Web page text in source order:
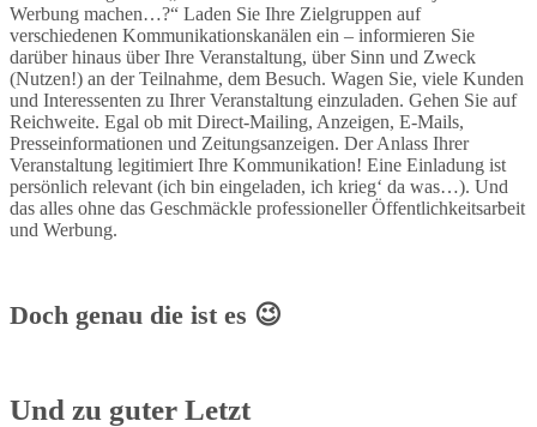
Werbung machen…?“ Laden Sie Ihre Zielgruppen auf
verschiedenen Kommunikationskanälen ein – informieren Sie
darüber hinaus über Ihre Veranstaltung, über Sinn und Zweck
(Nutzen!) an der Teilnahme, dem Besuch. Wagen Sie, viele Kunden
und Interessenten zu Ihrer Veranstaltung einzuladen. Gehen Sie auf
Reichweite. Egal ob mit Direct-Mailing, Anzeigen, E-Mails,
Presseinformationen und Zeitungsanzeigen. Der Anlass Ihrer
Veranstaltung legitimiert Ihre Kommunikation! Eine Einladung ist
persönlich relevant (ich bin eingeladen, ich krieg‘ da was…). Und
das alles ohne das Geschmäckle professioneller Öffentlichkeitsarbeit
und Werbung.
Doch genau die ist es 😉
Und zu guter Letzt